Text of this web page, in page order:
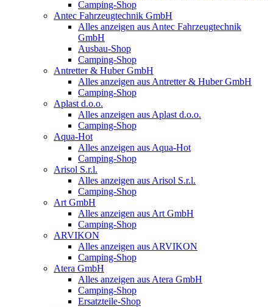
Camping-Shop
Antec Fahrzeugtechnik GmbH
Alles anzeigen aus Antec Fahrzeugtechnik
GmbH
Ausbau-Shop
Camping-Shop
Antretter & Huber GmbH
Alles anzeigen aus Antretter & Huber GmbH
Camping-Shop
Aplast d.o.o.
Alles anzeigen aus Aplast d.o.o.
Camping-Shop
Aqua-Hot
Alles anzeigen aus Aqua-Hot
Camping-Shop
Arisol S.r.l.
Alles anzeigen aus Arisol S.r.l.
Camping-Shop
Art GmbH
Alles anzeigen aus Art GmbH
Camping-Shop
ARVIKON
Alles anzeigen aus ARVIKON
Camping-Shop
Atera GmbH
Alles anzeigen aus Atera GmbH
Camping-Shop
Ersatzteile-Shop